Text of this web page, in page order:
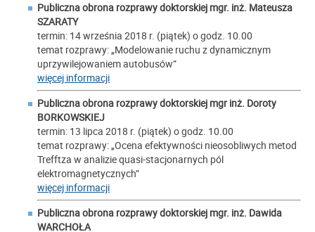
Publiczna obrona rozprawy doktorskiej mgr. inż. Mateusza
SZARATY
termin: 14 września 2018 r. (piątek) o godz. 10.00
temat rozprawy: „Modelowanie ruchu z dynamicznym
uprzywilejowaniem autobusów”
więcej informacji
Publiczna obrona rozprawy doktorskiej mgr inż. Doroty
BORKOWSKIEJ
termin: 13 lipca 2018 r. (piątek) o godz. 10.00
temat rozprawy: „Ocena efektywności nieosobliwych metod
Trefftza w analizie quasi-stacjonarnych pól
elektromagnetycznych”
więcej informacji
Publiczna obrona rozprawy doktorskiej mgr. inż. Dawida
WARCHOŁA